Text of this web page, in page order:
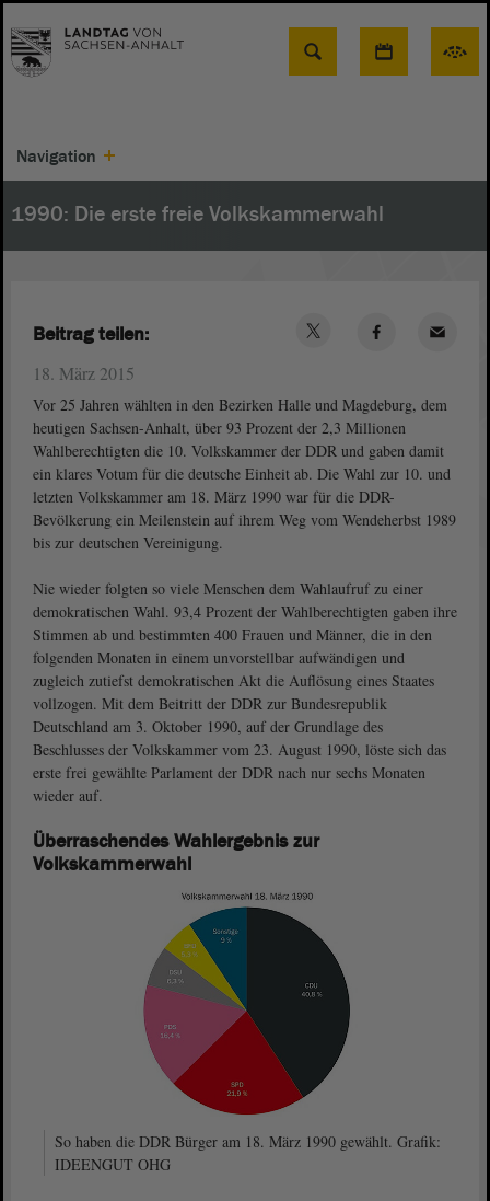
Suche
Navigation
1990: Die erste freie Volkskammerwahl
18. März 2015
Vor 25 Jahren wählten in den Bezirken Halle und Magdeburg, dem
heutigen Sachsen-Anhalt, über 93 Prozent der 2,3 Millionen
Wahlberechtigten die 10. Volkskammer der DDR und gaben damit
ein klares Votum für die deutsche Einheit ab. Die Wahl zur 10. und
letzten Volkskammer am 18. März 1990 war für die DDR-
Bevölkerung ein Meilenstein auf ihrem Weg vom Wendeherbst 1989
bis zur deutschen Vereinigung.
Nie wieder folgten so viele Menschen dem Wahlaufruf zu einer
demokratischen Wahl. 93,4 Prozent der Wahlberechtigten gaben ihre
Stimmen ab und bestimmten 400 Frauen und Männer, die in den
folgenden Monaten in einem unvorstellbar aufwändigen und
zugleich zutiefst demokratischen Akt die Auflösung eines Staates
vollzogen. Mit dem Beitritt der DDR zur Bundesrepublik
Deutschland am 3. Oktober 1990, auf der Grundlage des
Beschlusses der Volkskammer vom 23. August 1990, löste sich das
erste frei gewählte Parlament der DDR nach nur sechs Monaten
wieder auf.
Überraschendes Wahlergebnis zur
Volkskammerwahl
So haben die DDR Bürger am 18. März 1990 gewählt. Grafik:
IDEENGUT OHG
Beitrag teilen: